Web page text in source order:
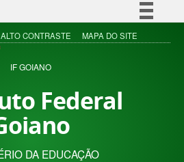
Simplifique!
Acesso à informação
ALTO CONTRASTE MAPA DO SITE
IF GOIANO
Federal
DA EDUCAÇÃO